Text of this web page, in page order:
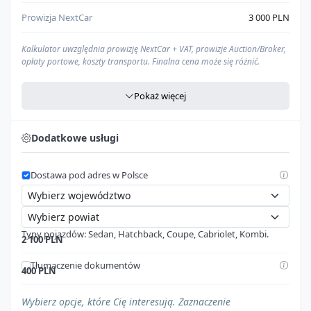
Prowizja NextCar 3 000 PLN
Kalkulator uwzględnia prowizję NextCar + VAT, prowizje Auction/Broker,
opłaty portowe, koszty transportu. Finalna cena może się różnić.
Pokaż więcej
Cło Zawarte w"Opłaty portowe w UE"
VAT Zawarte w"Opłaty portowe w UE"
Cena pod dom (PLN)
Nasz kalkulator tokompleksowe narzędzie, które pomoże Ci oszacować
Twój dom w Polsce. W kalkulacji uwzględniamy wszystkie najważniejsze
elementy, aby dać Ci
Prowizję NextCar:naszą opłatę za kompleksową obsługę
Dodatkowe usługi
Dostawa pod adres w Polsce
Typy pojazdów: Sedan, Hatchback, Coupe, Cabriolet, Kombi.
2 100 PLN
Tłumaczenie dokumentów
400 PLN
Pojazd z regulacjami prawnymi
$0
Wybierz opcje, które Cię interesują. Zaznaczenie